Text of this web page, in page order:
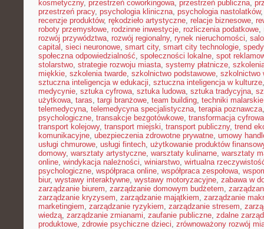
kosmetyczny, przestrzeń coworkingowa, przestrzeń publiczna,
przestrzeń pracy, psychologia kliniczna, psychologia nastolatków
recenzje produktów, rękodzieło artystyczne, relacje biznesowe,
roboty przemysłowe, rodzinne inwestycje, rozliczenia podatkowe,
rozwój przywództwa, rozwój regionalny, rynek nieruchomości,
capital , sieci neuronowe, smart city, smart city technologie,
społeczna odpowiedzialność, społeczności lokalne, spot
stolarstwo, strategie rozwoju miasta, systemy płatnicze,
miękkie, szkolenia twarde, szkolnictwo podstawowe, szkolnictwo
sztuczna inteligencja w edukacji, sztuczna inteligencja w kulturze
medycynie, sztuka cyfrowa, sztuka ludowa, sztuka tradycyjna,
użytkowa, taras, targi branżowe, team building, techniki malarskie
telemedycyna, telemedycyna specjalistyczna, terapia poznawcza
psychologiczne, transakcje bezgotówkowe, transformacja cyfrowa
transport kolejowy, transport miejski, transport publiczny, trend
komunikacyjne, ubezpieczenia zdrowotne prywatne, umowy
usługi chmurowe, usługi fintech, użytkowanie produktów
domowy, warsztaty artystyczne, warsztaty kulinarne, warsztaty
online, windykacja należności, winiarstwo, wirtualna
psychologiczne, współpraca online, współpraca zespołowa,
biur, wystawy interaktywne, wystawy motoryzacyjne, zabawa w
zarządzanie biurem, zarządzanie domowym budżetem,
zarządzanie kryzysem, zarządzanie majątkiem, zarządzanie
marketingiem, zarządzanie ryzykiem, zarządzanie stresem,
wiedzą, zarządzanie zmianami, zaufanie publiczne, zdalne
produktowe, zdrowie psychiczne dzieci, zrównoważony rozwój